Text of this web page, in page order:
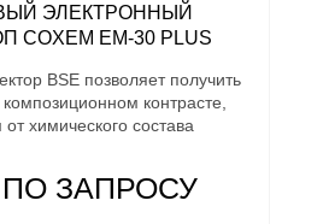
ЭЛЕКТРОННЫЙ
COXEM EM-30 PLUS
BSE позволяет получить
контрасте,
химического состава
ЗАПРОСУ